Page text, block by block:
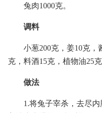
兔肉1000克。
调料
小葱200克，姜10克，
克，料酒15克，植物油25克
做法
1.将兔子宰杀，去尽